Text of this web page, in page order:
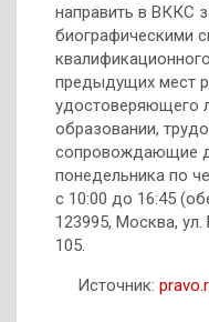
направить в ВККС
биографическими
предыдущих мест
удостоверяющего
образовании,
сопровождающие
понедельника по
с 10:00 до 16:45
123995, Москва,
105.
Источник: